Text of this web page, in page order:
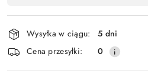
płatność
i
dostawa
Wysyłka w ciągu:
5 dni
Cena przesyłki:
0